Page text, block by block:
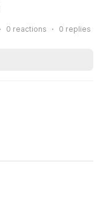
0 reactions 0 replies